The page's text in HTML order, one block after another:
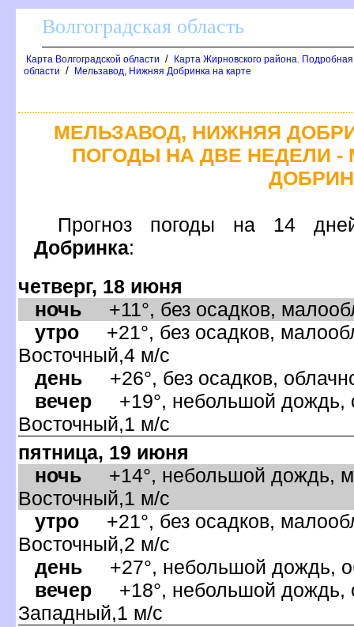
олгоградская область
Карта Волгоградской области /
Карта Жирновского района.
области / Мельзавод, Нижняя Добринка на карте
МЕЛЬЗАВОД, НИЖНЯЯ
ПОГОДЫ НА ДВЕ НЕДЕЛИ
Прогноз погоды на 14
Добринка:
четверг, 18 июня
ночь +11°, без осадков,
утро +21°, без осадков,
осточный,4 м/с
день +26°, без осадков,
ечер +19°, небольшой дождь,
осточный,1 м/с
пятница, 19 июня
ночь +14°, небольшой дождь,
осточный,1 м/с
утро +21°, без осадков,
осточный,2 м/с
день +27°, небольшой дождь,
ечер +18°, небольшой дождь,
Западный,1 м/с